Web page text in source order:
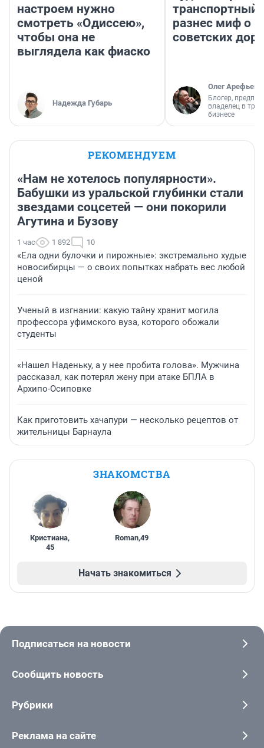
настроем нужно
смотреть «Одиссею»,
чтобы она не
выглядела как фиаско
Надежда Губарь
транспортный
разнес миф о
советских
Олег Арефьев
Блогер,
владелец в
бизнесе
РЕКОМЕНДУЕМ
«Нам не хотелось популярности».
Бабушки из уральской глубинки стали
звездами соцсетей — они покорили
Агутина и Бузову
1 час 1 892 10
«Ела одни булочки и пирожные»: экстремально худые
новосибирцы — о своих попытках набрать вес любой
ценой
Ученый в изгнании: какую тайну хранит могила
профессора уфимского вуза, которого обожали
студенты
«Нашел Наденьку, а у нее пробита голова». Мужчина
рассказал, как потерял жену при атаке БПЛА в
Архипо-Осиповке
Как приготовить хачапури — несколько рецептов от
жительницы Барнаула
ЗНАКОМСТВА
Кристиана,
45
Roman,49
Начать знакомиться
Подписаться на новости
Сообщить новость
Рубрики
Реклама на сайте